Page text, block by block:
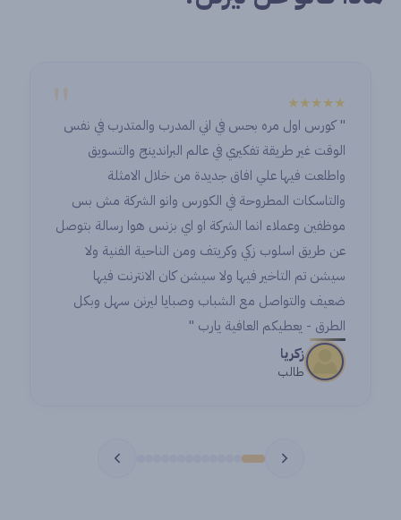
"
★★★★★
" كورس اول مره بحس في اني المدرب والمتدرب في نفس
الوقت غير طريقة تفكيري في عالم البراندينج والتسويق
واطلعت فيها علي افاق جديدة من خلال الامثلة
والتاسكات المطروحة في الكورس وانو الشركة مش بس
موظفين وعملاء انما الشركة او اي بزنس هوا رسالة بتوصل
عن طريق اسلوب زكي وكريتف ومن الناحية الفنية ولا
سيشن تم التاخير فيها ولا سيشن كان الانترنت فيها
ضعيف والتواصل مع الشباب وصبايا ليرنن سهل وبكل
الطرق - يعطيكم العافية يارب "
زكريا
طالب